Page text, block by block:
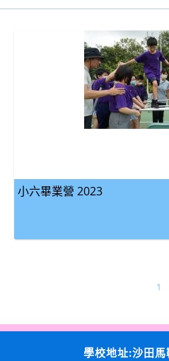
小六畢業營 2023
1
學校地址:沙田